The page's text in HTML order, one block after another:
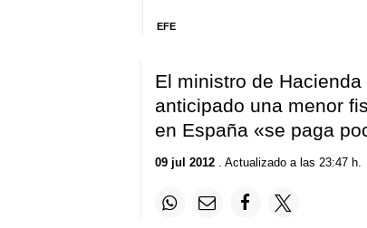
EFE
El ministro de
anticipado una menor
en España «se paga
09 jul 2012. Actualizado a las 23:47 h.